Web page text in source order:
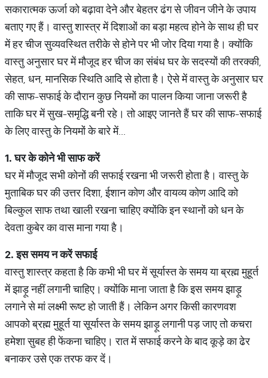
सकारात्मक ऊर्जा को बढ़ावा देने और बेहतर ढंग से जीवन जीने के उपाय
बताए गए हैं। वास्तु शास्त्र में दिशाओं का बड़ा महत्व होने के साथ ही घर
में हर चीज सुव्यवस्थित तरीके से होने पर भी जोर दिया गया है। क्योंकि
वास्तु अनुसार घर में मौजूद हर चीज का संबंध घर के सदस्यों की तरक्की,
सेहत, धन, मानसिक स्थिति आदि से होता है। ऐसे में वास्तु के अनुसार घर
की साफ-सफाई के दौरान कुछ नियमों का पालन किया जाना जरूरी है
ताकि घर में सुख-समृद्धि बनी रहे। तो आइए जानते हैं घर की साफ-सफाई
के लिए वास्तु के नियमों के बारे में...
1.घरकेकोनेभीसाफकरें
घर में मौजूद सभी कोनों की सफाई रखना भी जरूरी होता है। वास्तु के
मुताबिक घर की उत्तर दिशा, ईशान कोण और वायव्य कोण आदि को
बिल्कुल साफ तथा खाली रखना चाहिए क्योंकि इन स्थानों को धन के
देवता कुबेर का वास माना गया है।
2.इससमयनकरेंसफाई
वास्तु शास्त्र कहता है कि कभी भी घर में सूर्यास्त के समय या ब्रह्म मुहूर्त
में झाड़ू नहीं लगानी चाहिए। क्योंकि माना जाता है कि इस समय झाड़ू
लगाने से मां लक्ष्मी रूष्ट हो जाती हैं। लेकिन अगर किसी कारणवश
आपको ब्रह्म मुहूर्त या सूर्यास्त के समय झाड़ू लगानी पड़ जाए तो कचरा
हमेशा सुबह ही फेंकना चाहिए। रात में सफाई करने के बाद कूड़े का ढेर
बनाकर उसे एक तरफ कर दें।